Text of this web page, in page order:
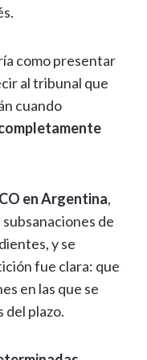
como presentar
al tribunal que
cuando
en Argentina,
de
y se
fue clara: que
en las que se
del plazo.